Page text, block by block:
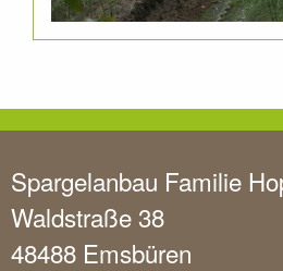
Spargelanbau Familie
Waldstraße 38
48488 Emsbüren